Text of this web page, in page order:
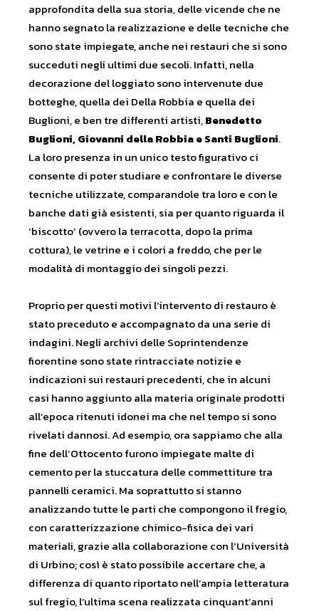
approfondita della sua storia, delle vicende che ne
hanno segnato la realizzazione e delle tecniche che
sono state impiegate, anche nei restauri che si sono
succeduti negli ultimi due secoli. Infatti, nella
decorazione del loggiato sono intervenute due
botteghe, quella dei Della Robbia e quella dei
Buglioni, e ben tre differenti artisti,Benedetto
Buglioni, Giovanni della Robbia e Santi Buglioni.
La loro presenza in un unico testo figurativo ci
consente di poter studiare e confrontare le diverse
tecniche utilizzate, comparandole tra loro e con le
banche dati già esistenti, sia per quanto riguarda il
‘biscotto’ (ovvero la terracotta, dopo la prima
cottura), le vetrine e i colori a freddo, che per le
modalità di montaggio dei singoli pezzi.
Proprio per questi motivi l’intervento di restauro è
stato preceduto e accompagnato da una serie di
indagini. Negli archivi delle Soprintendenze
fiorentine sono state rintracciate notizie e
indicazioni sui restauri precedenti, che in alcuni
casi hanno aggiunto alla materia originale prodotti
all’epoca ritenuti idonei ma che nel tempo si sono
rivelati dannosi. Ad esempio, ora sappiamo che alla
fine dell’Ottocento furono impiegate malte di
cemento per la stuccatura delle commettiture tra
pannelli ceramici. Ma soprattutto si stanno
analizzando tutte le parti che compongono il fregio,
con caratterizzazione chimico-fisica dei vari
materiali, grazie alla collaborazione con l’Università
di Urbino; così è stato possibile accertare che, a
differenza di quanto riportato nell’ampia letteratura
sul fregio, l’ultima scena realizzata cinquant’anni